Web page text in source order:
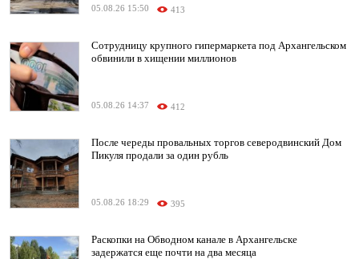
05.08.26 15:50 413
Сотрудницу крупного гипермаркета под Архангельском
обвинили в хищении миллионов
05.08.26 14:37 412
После череды провальных торгов северодвинский Дом
Пикуля продали за один рубль
05.08.26 18:29 395
Раскопки на Обводном канале в Архангельске
задержатся еще почти на два месяца